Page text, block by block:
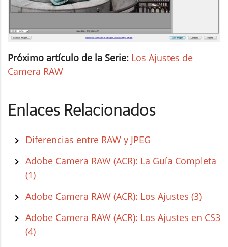
Próximo artículo de la Serie: Los Ajustes de
Camera RAW
Enlaces Relacionados
Diferencias entre RAW y JPEG
Adobe Camera RAW (ACR): La Guía Completa
(1)
Adobe Camera RAW (ACR): Los Ajustes (3)
Adobe Camera RAW (ACR): Los Ajustes en CS3
(4)